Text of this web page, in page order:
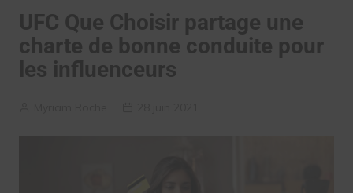
UFC Que Choisir partage une
charte de bonne conduite pour
les influenceurs